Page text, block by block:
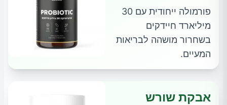
פורמולה ייחודית עם 30
מיליארד חיידקים
בשחרור מושהה לבריאות
המעיים.
אבקת שורש